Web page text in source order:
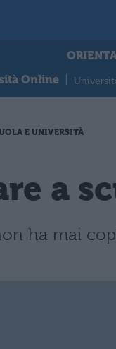
Online
E UNIVERSITÀ
a
ha mai